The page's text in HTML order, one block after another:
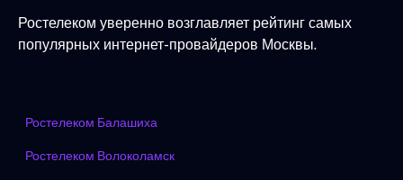
Ростелеком уверенно возглавляет рейтинг самых
популярных интернет-провайдеров Москвы.
Ростелеком Балашиха
Ростелеком Волоколамск